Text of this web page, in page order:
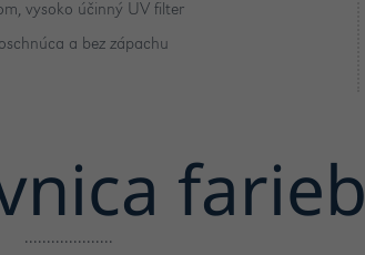
vysoko účinný UV filter
a bez zápachu
farieb